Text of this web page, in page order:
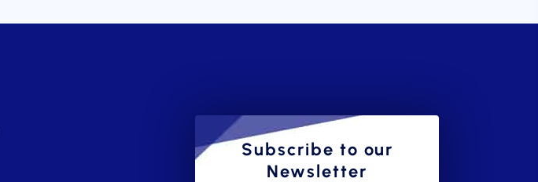
Subscribe to our
Newsletter